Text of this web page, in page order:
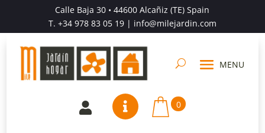
Calle Baja 30 • 44600 Alcañiz (TE) Spain
T. +34 978 83 05 19| info@milejardin.com
  0